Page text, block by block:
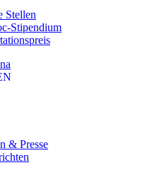
Stellen
Stipendium
& Presse